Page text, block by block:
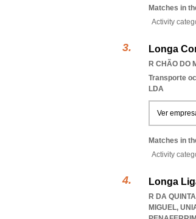
Matches in
Activity
Longa
R CHÃO DO
Transporte
LDA
Ver
Matches in
Activity
Longa
R DA
MIGUEL,